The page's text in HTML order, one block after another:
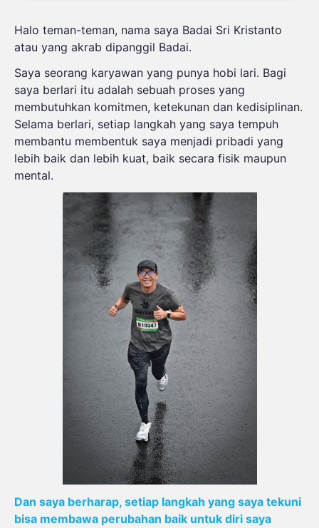
Halo teman-teman, nama saya Badai Sri Kristanto
atau yang akrab dipanggil Badai.
Saya seorang karyawan yang punya hobi lari. Bagi
saya berlari itu adalah sebuah proses yang
membutuhkan komitmen, ketekunan dan kedisiplinan.
Selama berlari, setiap langkah yang saya tempuh
membantu membentuk saya menjadi pribadi yang
lebih baik dan lebih kuat, baik secara fisik maupun
mental.
Dan saya berharap, setiap langkah yang saya tekuni
bisa membawa perubahan baik untuk diri saya